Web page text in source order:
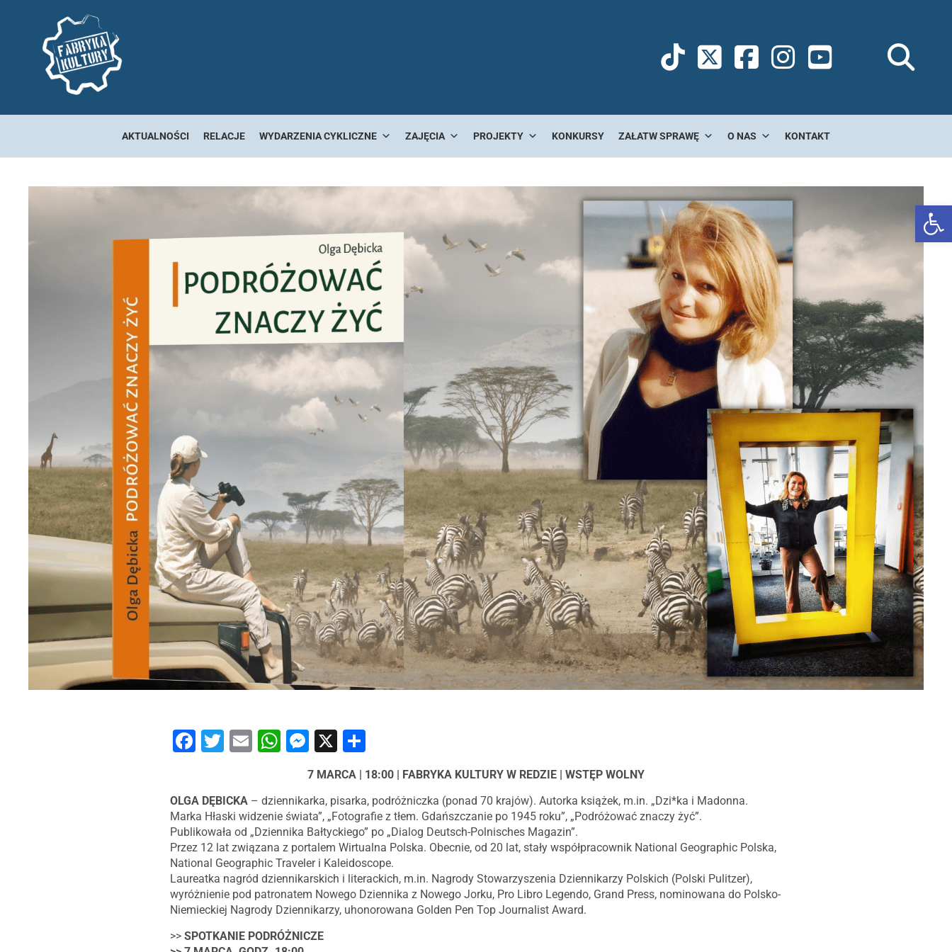
AKTUALNOŚCI RELACJE WYDARZENIA CYKLICZNE ZAJĘCIA PROJEKTY KONKURSY ZAŁATW SPRAWĘ O NAS KONTAKT
Facebook
Twitter
EmailWhatsApp
Messenger
X
7 MARCA | 18:00 | FABRYKA KULTURY W REDZIE | WSTĘP WOLNY
OLGA DĘBICKA – dziennikarka, pisarka, podróżniczka (ponad 70 krajów). Autorka książek, m.in. „Dzi*ka i Madonna.
Marka Hłaski widzenie świata”, „Fotografie z tłem. Gdańszczanie po 1945 roku”, „Podróżować znaczy żyć”.
Publikowała od „Dziennika Bałtyckiego” po „Dialog Deutsch-Polnisches Magazin”.
Przez 12 lat związana z portalem Wirtualna Polska. Obecnie, od 20 lat, stały współpracownik National Geographic Polska,
National Geographic Traveler i Kaleidoscope.
Laureatka nagród dziennikarskich i literackich, m.in. Nagrody Stowarzyszenia Dziennikarzy Polskich (Polski Pulitzer),
wyróżnienie pod patronatem Nowego Dziennika z Nowego Jorku, Pro Libro Legendo, Grand Press, nominowana do Polsko-
Niemieckiej Nagrody Dziennikarzy, uhonorowana Golden Pen Top Journalist Award.
>> SPOTKANIE PODRÓŻNICZE